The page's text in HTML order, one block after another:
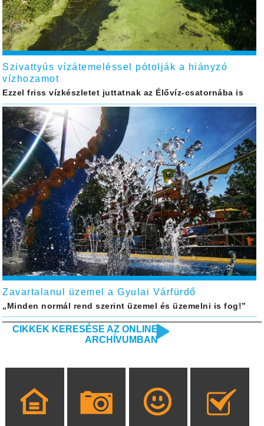
Szivattyús vízátemeléssel pótolják a hiányzó
vízhozamot
Ezzel friss vízkészletet juttatnak az Élővíz-csatornába is
Zavartalanul üzemel a Gyulai Várfürdő
„Minden normál rend szerint üzemel és üzemelni is fog!”
CIKKEK KERESÉSE AZ ONLINE
ARCHÍVUMBAN